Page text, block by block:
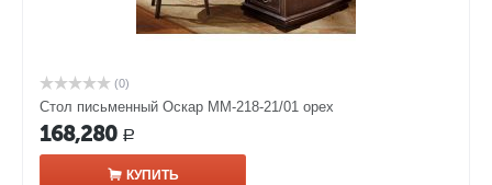
(0)
Стол письменный Оскар ММ-218-21/01 орех
168,280 Р
КУПИТЬ